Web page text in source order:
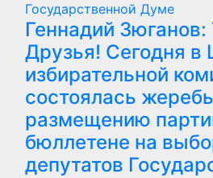
Государственной Думе
Геннадий
Друзья! Сегодня в
избирательной
состоялась
размещению
бюллетене на
депутатов